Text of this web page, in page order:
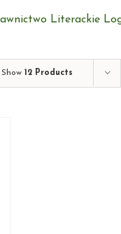
Show 12 Products